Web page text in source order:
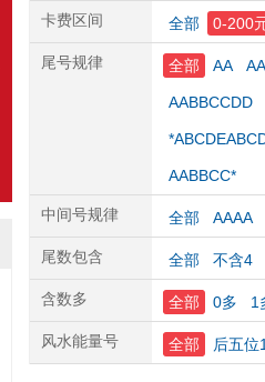
卡费区间 全部 0-200
尾号规律 全部 AA
AABBCCDD
AABBCC*
中间号规律 全部 AAAA
尾数包含 全部 不含4
含数多 全部 0多 1
风水能量号 全部 后五位